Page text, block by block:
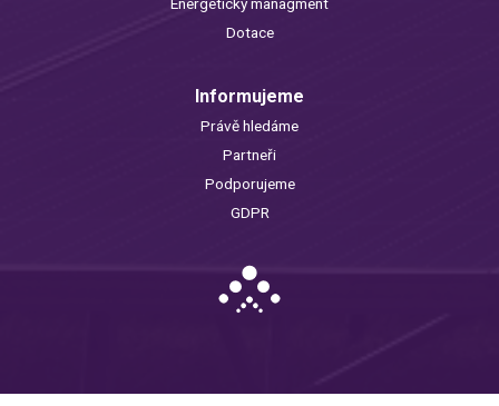
Dotace
Informujeme
Právě hledáme
Partneři
Podporujeme
GDPR